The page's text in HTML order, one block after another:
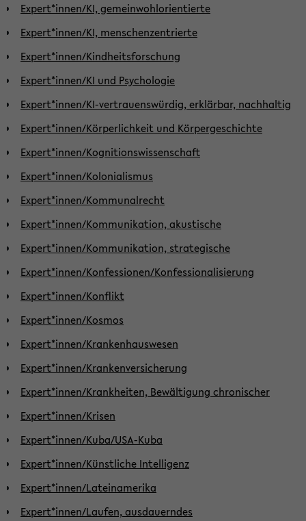
Expert*innen/KI, gemeinwohlorientierte
Expert*innen/KI, menschenzentrierte
Expert*innen/Kindheitsforschung
Expert*innen/KI und Psychologie
Expert*innen/KI-vertrauenswürdig, erklärbar, nachhaltig
Expert*innen/Körperlichkeit und Körpergeschichte
Expert*innen/Kognitionswissenschaft
Expert*innen/Kolonialismus
Expert*innen/Kommunalrecht
Expert*innen/Kommunikation, akustische
Expert*innen/Kommunikation, strategische
Expert*innen/Konfessionen/Konfessionalisierung
Expert*innen/Konflikt
Expert*innen/Kosmos
Expert*innen/Krankenhauswesen
Expert*innen/Krankenversicherung
Expert*innen/Krankheiten, Bewältigung chronischer
Expert*innen/Krisen
Expert*innen/Kuba/USA-Kuba
Expert*innen/Künstliche Intelligenz
Expert*innen/Lateinamerika
Expert*innen/Laufen, ausdauerndes